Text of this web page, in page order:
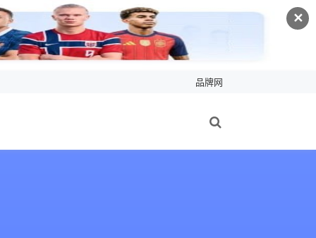
✕
品牌网